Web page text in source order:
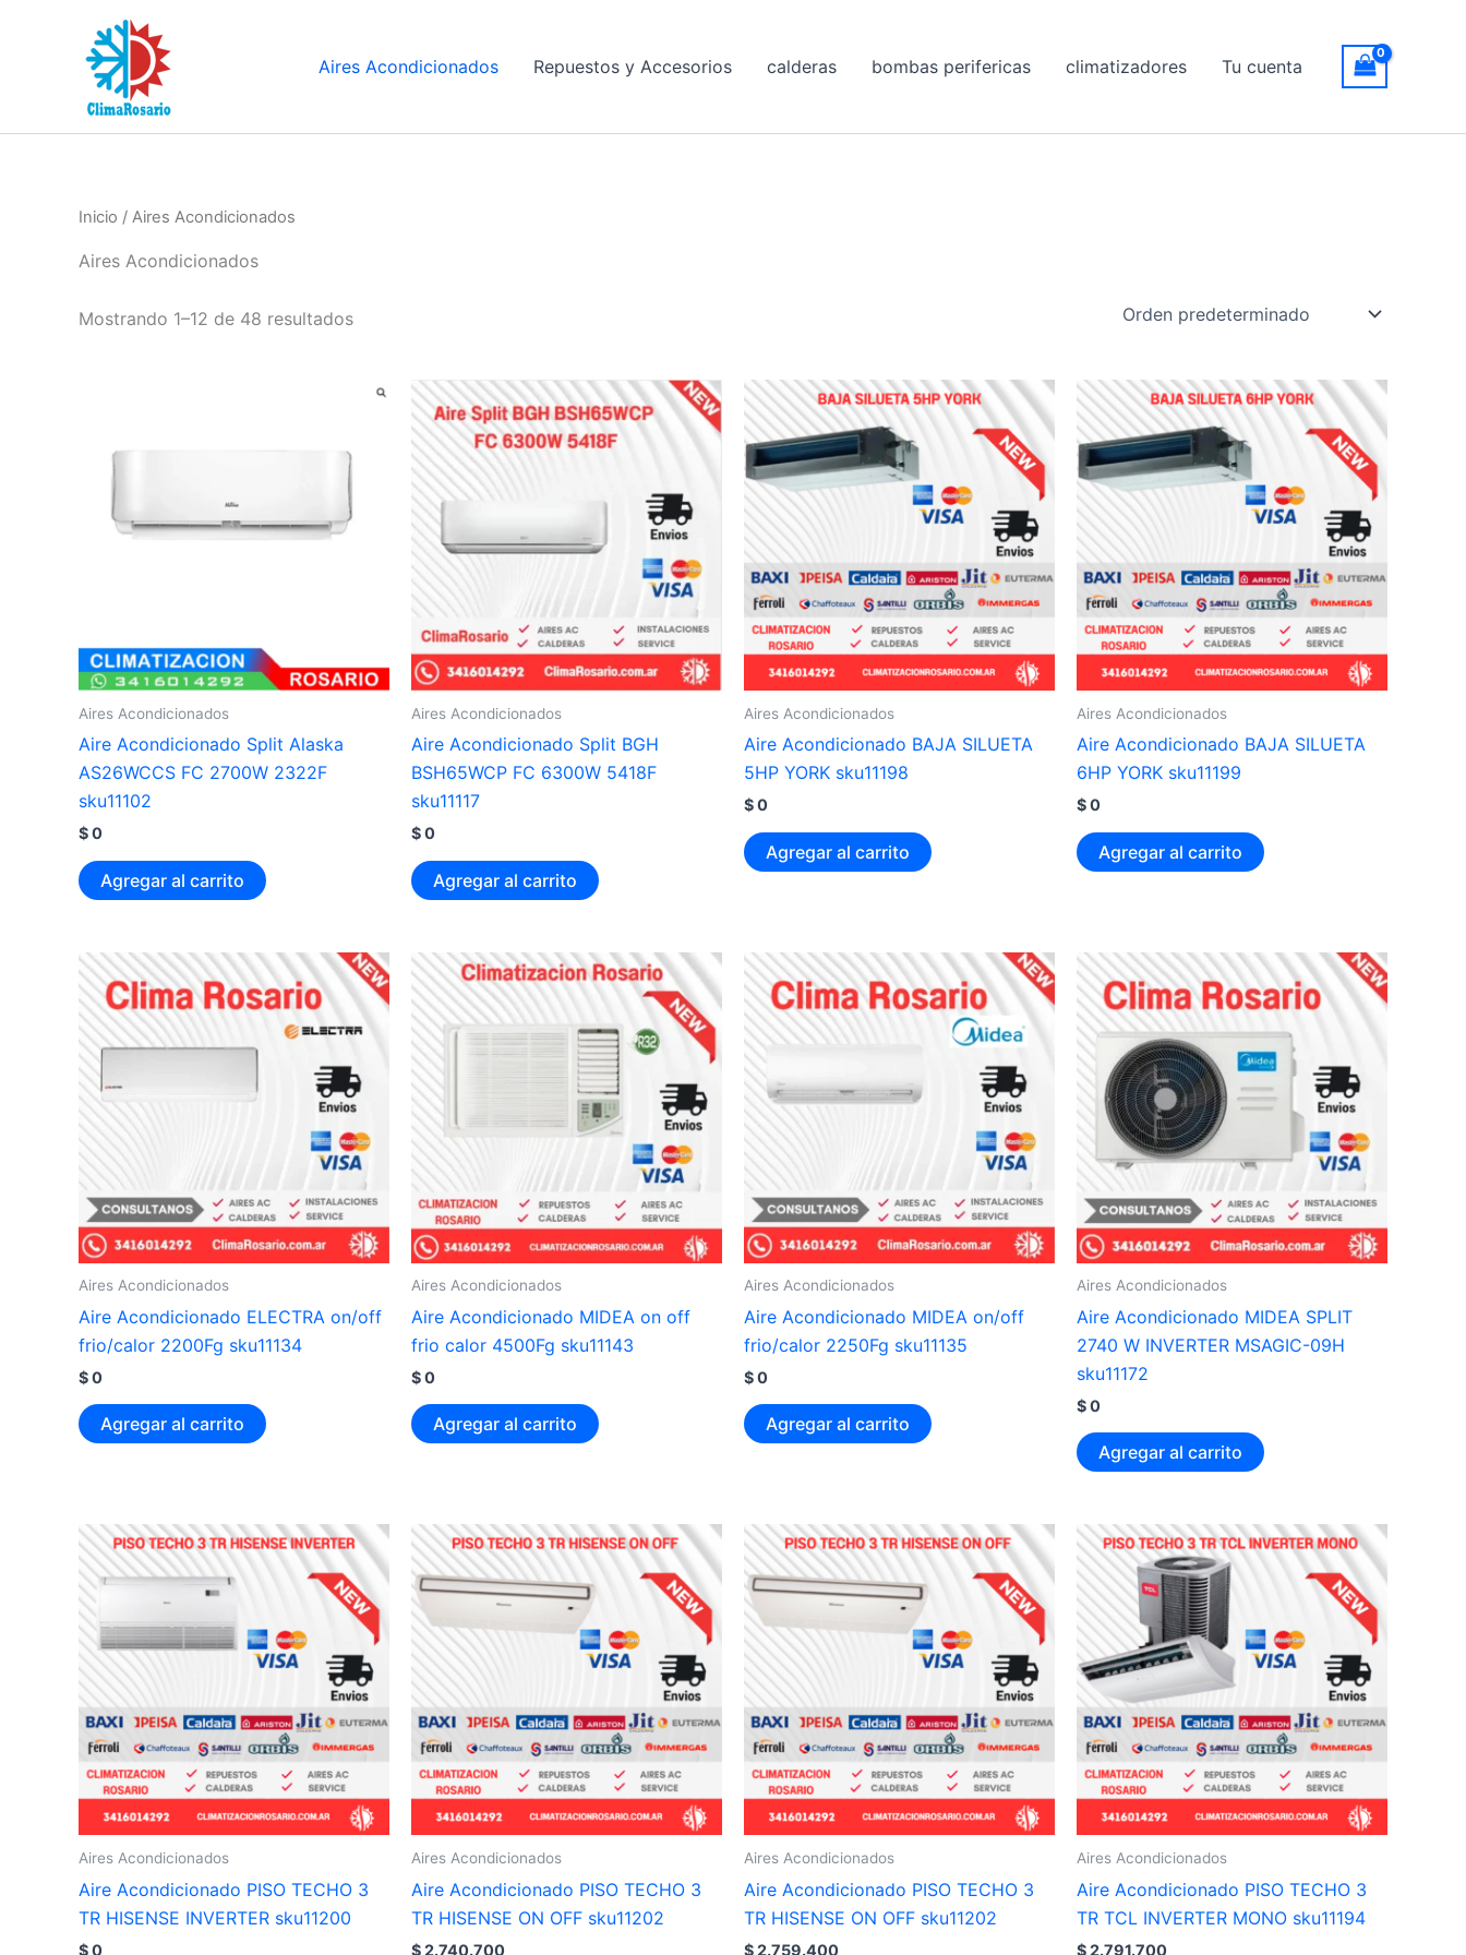
Aires Acondicionados Repuestos y Accesorios calderas bombas perifericas climatizadores Tu cuenta
Inicio / Aires Acondicionados
Aires Acondicionados
Mostrando 1–12 de 48 resultados
Aires Acondicionados
Aire Acondicionado Split Alaska
AS26WCCS FC 2700W 2322F
sku11102
$0
Agregar al carrito
Aires Acondicionados
Aire Acondicionado Split BGH
BSH65WCP FC 6300W 5418F
sku11117
$0
Agregar al carrito
Aires Acondicionados
Aire Acondicionado BAJA SILUETA
5HP YORK sku11198
$0
Agregar al carrito
Aires Acondicionados
Aire Acondicionado BAJA SILUETA
6HP YORK sku11199
$0
Agregar al carrito
Aires Acondicionados
Aire Acondicionado ELECTRA on/off
frio/calor 2200Fg sku11134
$0
Agregar al carrito
Aires Acondicionados
Aire Acondicionado MIDEA on off
frio calor 4500Fg sku11143
$0
Agregar al carrito
Aires Acondicionados
Aire Acondicionado MIDEA on/off
frio/calor 2250Fg sku11135
$0
Agregar al carrito
Aires Acondicionados
Aire Acondicionado MIDEA SPLIT
2740 W INVERTER MSAGIC-09H
sku11172
$0
Agregar al carrito
Aires Acondicionados
Aire Acondicionado PISO TECHO 3
TR HISENSE INVERTER sku11200
$0
Aires Acondicionados
Aire Acondicionado PISO TECHO 3
TR HISENSE ON OFF sku11202
$2.740.700
Aires Acondicionados
Aire Acondicionado PISO TECHO 3
TR HISENSE ON OFF sku11202
$2.759.400
Aires Acondicionados
Aire Acondicionado PISO TECHO 3
TR TCL INVERTER MONO sku11194
$2.791.700